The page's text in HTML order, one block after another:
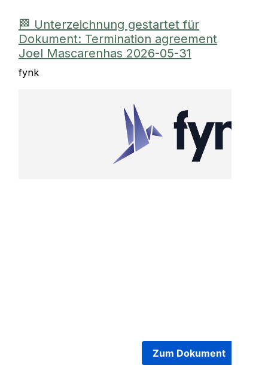
🏁 Unterzeichnung gestartet für
Dokument: Termination agreement
Joel Mascarenhas 2026-05-31
fynk
Zum Dokument